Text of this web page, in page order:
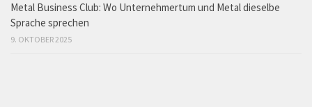
Metal Business Club: Wo Unternehmertum und Metal dieselbe
Sprache sprechen
9. OKTOBER 2025